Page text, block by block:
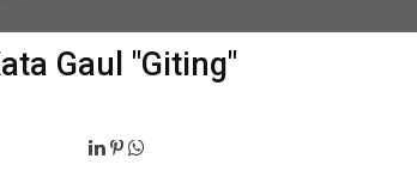
Gaul "Giting"